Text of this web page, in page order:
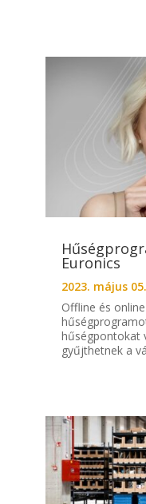
Euronics
2023. május 05.
Offline és
hűségpontokat
gyűjthetnek a